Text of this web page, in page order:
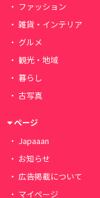
ファッション
雑貨・インテリア
グルメ
観光・地域
暮らし
古写真
ページ
Japaaan
お知らせ
広告掲載について
マイページ